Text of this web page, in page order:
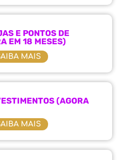
MAIS
(AGORA
MAIS
E PONTOS DE
EM 18 MESES)